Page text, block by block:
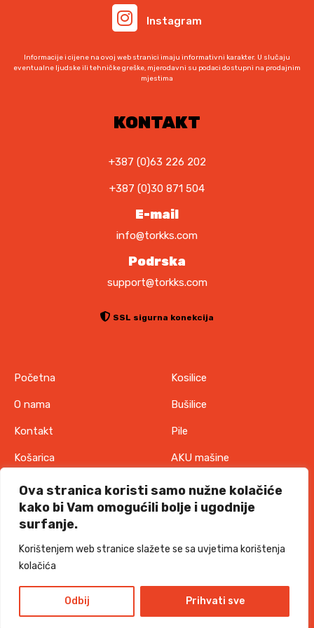
Ova stranica koristi samo nužne kolačiće
kako bi Vam omogućili bolje i ugodnije
surfanje.
Korištenjem web stranice slažete se sa uvjetima korištenja
kolačića
Odbij Prihvati sve
š
v
j
n
.
O
c
i
e
o
g
o
a
r
a
i
a
t
Instagram
Informacije i cijene na ovoj web stranici imaju informativni karakter. U slučaju
eventualne ljudske ili tehničke greške, mjerodavni su podaci dostupni na prodajnim
mjestima
KONTAKT
+387 (0)63 226 202
+387 (0)30 871 504
E-mail
info@torkks.com
Podrska
support@torkks.com
SSL sigurna konekcija
Početna
O nama
Kontakt
Košarica
Pravila o zaštiti
privatnosti
Uvjeti korištenja
Politika o kolačićima
Kosilice
Bušilice
Pile
AKU mašine
IT oprema
TORKKS d.o.o. - 2026 sva prava pridržanaDesign and development